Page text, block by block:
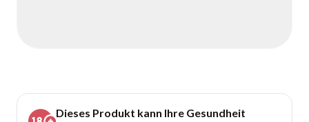
Dieses Produkt kann Ihre Gesundheit